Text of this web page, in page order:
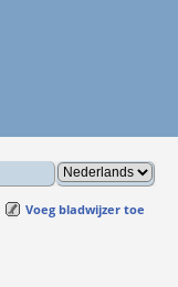
Voeg bladwijzer toe